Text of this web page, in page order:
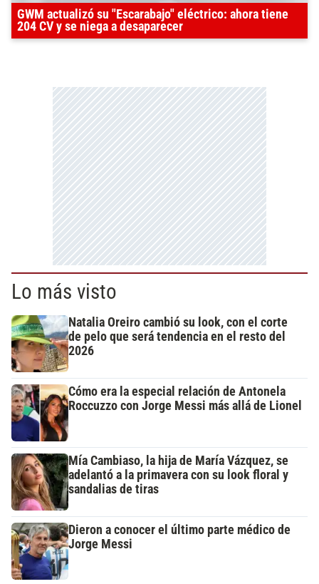
GWM actualizó su "Escarabajo" eléctrico: ahora tiene
204 CV y se niega a desaparecer
Lo más visto
Natalia Oreiro cambió su look, con el corte
de pelo que será tendencia en el resto del
2026
Cómo era la especial relación de Antonela
Roccuzzo con Jorge Messi más allá de Lionel
Mía Cambiaso, la hija de María Vázquez, se
adelantó a la primavera con su look floral y
sandalias de tiras
Dieron a conocer el último parte médico de
Jorge Messi